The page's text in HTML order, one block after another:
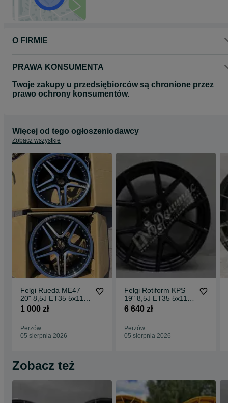
O FIRMIE
PRAWA KONSUMENTA
Twoje zakupy u przedsiębiorców są chronione przez
prawo ochrony konsumentów.
Więcej od tego ogłoszeniodawcy
Zobacz wszystkie
Felgi Rueda ME47
20" 8,5J ET35 5x112
CBKF1 / 2 sztuki
1 000 zł
Perzów
05 sierpnia 2026
Felgi Rotiform KPS
19" 8,5J ET35 5x112
Matte Black Face w/
6 640 zł
Perzów
05 sierpnia 2026
Zobacz też